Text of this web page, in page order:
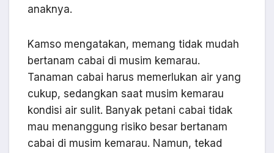
anaknya.
Kamso mengatakan, memang tidak mudah
bertanam cabai di musim kemarau.
Tanaman cabai harus memerlukan air yang
cukup, sedangkan saat musim kemarau
kondisi air sulit. Banyak petani cabai tidak
mau menanggung risiko besar bertanam
cabai di musim kemarau. Namun, tekad